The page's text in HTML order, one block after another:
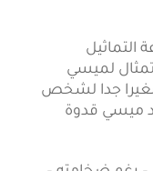
لميسي
صغيرا جدا لشخص
ميسي قدوة